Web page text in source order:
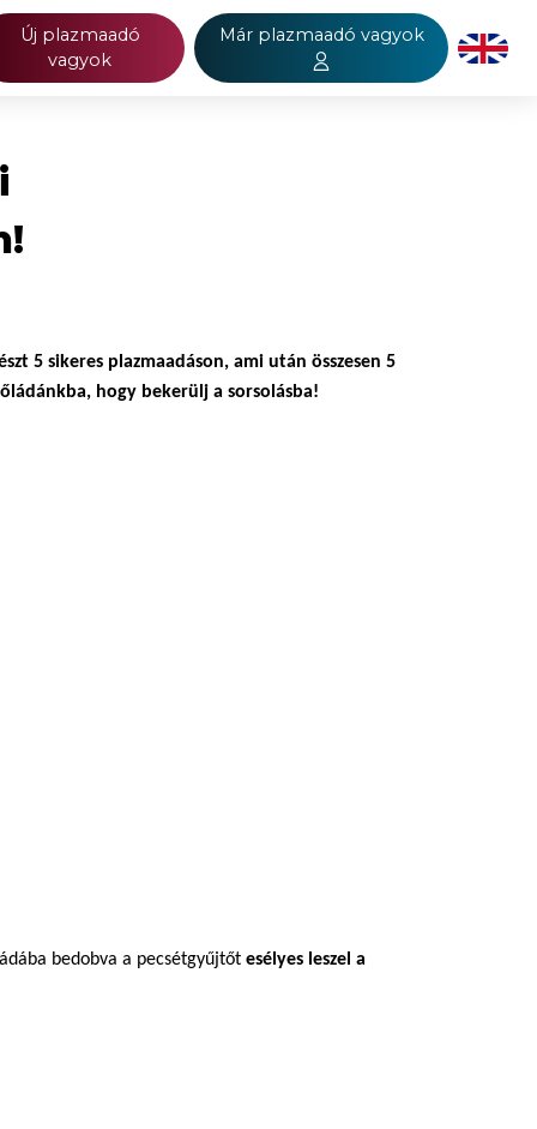
Új plazmaadó
vagyok
Már plazmaadó vagyok
5 sikeres plazmaadáson, ami után összesen 5
hogy bekerülj a sorsolásba!
bedobva a pecsétgyűjtőt esélyes leszel a